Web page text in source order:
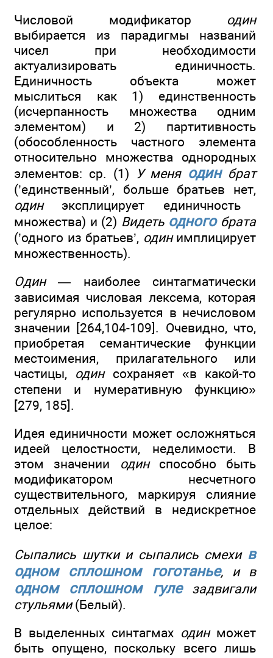
Числовой модификатор один
выбирается из парадигмы названий
чисел при необходимости
актуализировать единичность.
Единичность объекта может
мыслиться как 1) единственность
(исчерпанность множества одним
элементом) и 2) партитивность
(обособленность частного элемента
относительно множества однородных
элементов: ср. (1) У меня одинбрат
(’единственный’, больше братьев нет,
одинэксплицирует единичность
множества) и (2) Видеть одногобрата
(’одного из братьев’, одинимплицирует
множественность).
Один— наиболее синтагматически
зависимая числовая лексема, которая
регулярно используется в нечисловом
значении [264,104-109]. Очевидно, что,
приобретая семантические функции
местоимения, прилагательного или
частицы, одинсохраняет «в какой-то
степени и нумеративную функцию»
[279, 185].
Идея единичности может осложняться
идеей целостности, неделимости. В
этом значении одинспособно быть
модификатором несчетного
существительного, маркируя слияние
отдельных действий в недискретное
целое:
Сыпались шутки и сыпались смехи в
одном сплошном гоготанье, и в
одном сплошном гулезадвигали
стульями(Белый).
В выделенных синтагмах одинможет
быть опущено, поскольку всего лишь